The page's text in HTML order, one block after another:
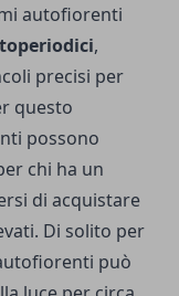
autofiorenti
,
precisi per
questo
possono
chi ha un
di acquistare
Di solito per
può